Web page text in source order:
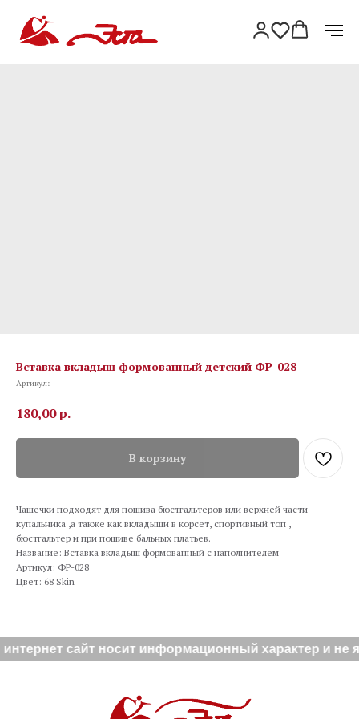
Вставка вкладыш формованный детский ФР-028
Артикул:
180,00р.
В корзину
Чашечки подходят для пошива бюстгальтеров или верхней части
купальника ,а также как вкладыши в корсет, спортивный топ ,
бюстгальтер и при пошиве бальных платьев.
Название: Вставка вкладыш формованный с наполнителем
Артикул: ФР-028
Цвет: 68 Skin
сайт носит информационный характер и не